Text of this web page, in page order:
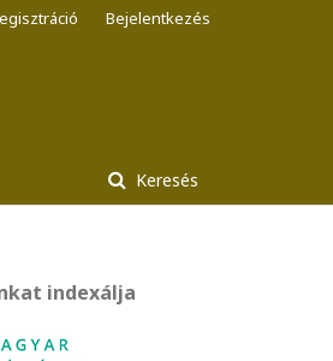
Keresés
Bejelentkezés
indexálja